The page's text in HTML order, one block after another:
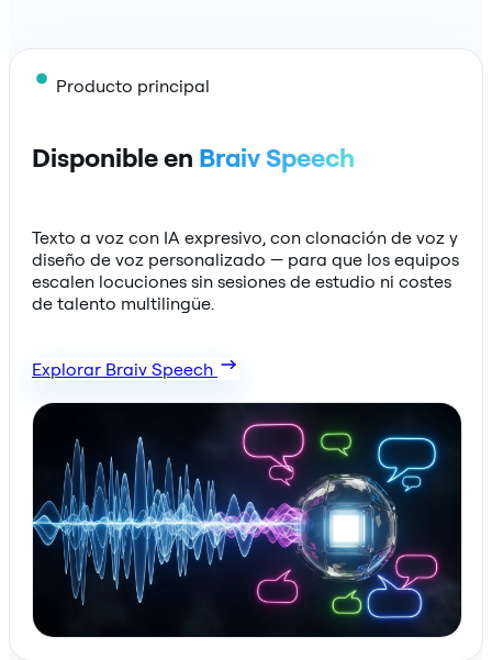
Producto principal
Disponible en Braiv Speech
Texto a voz con IA expresivo, con clonación de voz y
diseño de voz personalizado — para que los equipos
escalen locuciones sin sesiones de estudio ni costes
de talento multilingüe.
Explorar Braiv Speech